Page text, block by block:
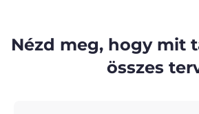
Nézd meg, hogy mit
összes